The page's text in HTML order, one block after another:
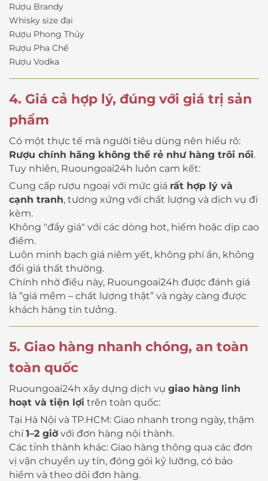
Rượu Brandy
Whisky size đại
Rượu Phong Thủy
Rượu Pha Chế
Rượu Vodka
4. Giá cả hợp lý, đúng với giá trị sản
phẩm
Có một thực tế mà người tiêu dùng nên hiểu rõ:
Rượu chính hãng không thể rẻ như hàng trôi nổi.
Tuy nhiên, Ruoungoai24h luôn cam kết:
Cung cấp rượu ngoại với mức giá rất hợp lý và
cạnh tranh, tương xứng với chất lượng và dịch vụ đi
kèm.
Không "đẩy giá" với các dòng hot, hiếm hoặc dịp cao
điểm.
Luôn minh bạch giá niêm yết, không phí ẩn, không
đổi giá thất thường.
Chính nhờ điều này, Ruoungoai24h được đánh giá
là “giá mềm – chất lượng thật” và ngày càng được
khách hàng tin tưởng.
5. Giao hàng nhanh chóng, an toàn
toàn quốc
Ruoungoai24h xây dựng dịch vụ giao hàng linh
hoạt và tiện lợi trên toàn quốc:
Tại Hà Nội và TP.HCM: Giao nhanh trong ngày, thậm
chí1–2 giờ với đơn hàng nội thành.
Các tỉnh thành khác: Giao hàng thông qua các đơn
vị vận chuyển uy tín, đóng gói kỹ lưỡng, có bảo
hiểm và theo dõi đơn hàng.